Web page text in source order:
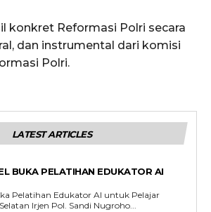
konkret Reformasi Polri secara
dan instrumental dari komisi
Polri.
LATEST ARTICLES
BUKA PELATIHAN EDUKATOR AI
Pelatihan Edukator AI untuk Pelajar
Irjen Pol. Sandi Nugroho...